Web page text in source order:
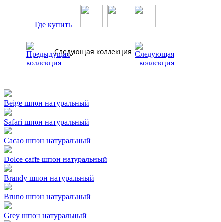
Где купить
Следующая коллекция
Beige шпон натуральный
Safari шпон натуральный
Cacao шпон натуральный
Dolce caffe шпон натуральный
Brandy шпон натуральный
Bruno шпон натуральный
Grey шпон натуральный